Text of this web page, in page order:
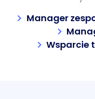
Manager
Wsparcie